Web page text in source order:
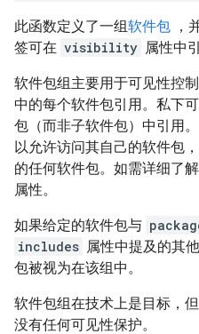
此函数定义了一组软件包 ，
签可在 visibility 属性中
软件包组主要用于可见性控
中的每个软件包引用。私下
包（而非子软件包）中引用
以允许访问其自己的软件包
的任何软件包。如需详细了
属性。
如果给定的软件包与
includes 属性中提及的其
包被视为在该组中。
软件包组在技术上是目标，
没有任何可见性保护。